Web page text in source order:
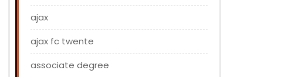
ajax
ajax fc twente
associate degree